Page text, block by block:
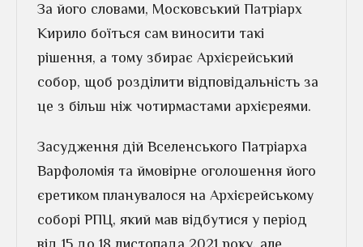
За його словами, Московський Патріарх
Кирило боїться сам виносити такі
рішення, а тому збирає Архієрейський
собор, щоб розділити відповідальність за
це з більш ніж чотирмастами архієреями.
Засудження дій Вселенського Патріарха
Варфоломія та ймовірне оголошення його
єретиком планувалося на Архієрейському
соборі РПЦ, який мав відбутися у період
від 15 до 18 листопада 2021 року, але